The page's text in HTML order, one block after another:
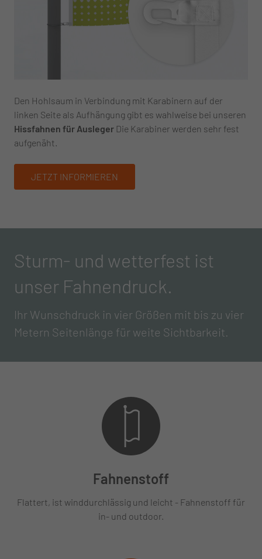
Den Hohlsaum in Verbindung mit Karabinern auf der
linken Seite als Aufhängung gibt es wahlweise bei unseren
Hissfahnen für Ausleger Die Karabiner werden sehr fest
aufgenäht.
JETZT INFORMIEREN
Sturm- und wetterfest ist
unser Fahnendruck.
Ihr Wunschdruck in vier Größen mit bis zu vier
Metern Seitenlänge für weite Sichtbarkeit.
Fahnenstoff
Flattert, ist winddurchlässig und leicht - Fahnenstoff für
in- und outdoor.